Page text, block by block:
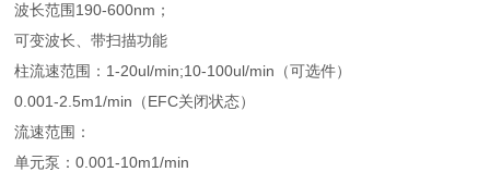
波长范围190-600nm；
可变波长、带扫描功能
柱流速范围：1-20ul/min;10-100ul/min（可选件）
0.001-2.5m1/min（EFC关闭状态）
流速范围：
单元泵：0.001-10m1/min